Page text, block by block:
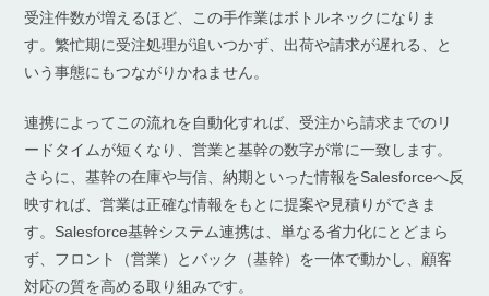
受注件数が増えるほど、この手作業はボトルネックになりま
す。繁忙期に受注処理が追いつかず、出荷や請求が遅れる、と
いう事態にもつながりかねません。
連携によってこの流れを自動化すれば、受注から請求までのリ
ードタイムが短くなり、営業と基幹の数字が常に一致します。
さらに、基幹の在庫や与信、納期といった情報をSalesforceへ反
映すれば、営業は正確な情報をもとに提案や見積りができま
す。Salesforce基幹システム連携は、単なる省力化にとどまら
ず、フロント（営業）とバック（基幹）を一体で動かし、顧客
対応の質を高める取り組みです。